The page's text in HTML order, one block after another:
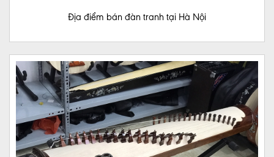
Địa điểm bán đàn tranh tại Hà Nội